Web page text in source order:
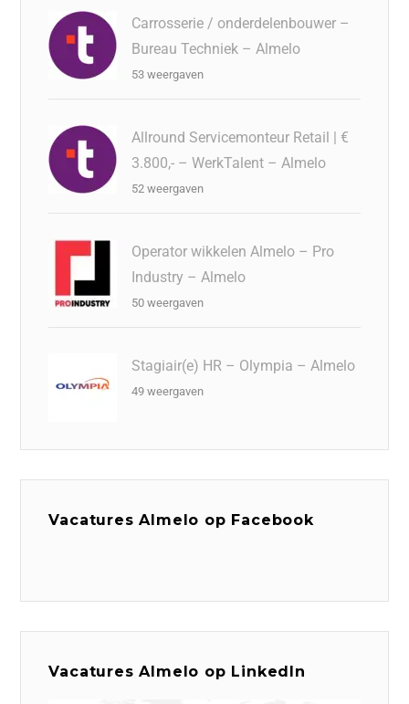
Carrosserie / onderdelenbouwer –
Bureau Techniek – Almelo
53 weergaven
Allround Servicemonteur Retail | €
3.800,- – WerkTalent – Almelo
52 weergaven
Operator wikkelen Almelo – Pro
Industry – Almelo
50 weergaven
Stagiair(e) HR – Olympia – Almelo
49 weergaven
Vacatures Almelo op Facebook
Vacatures Almelo op LinkedIn